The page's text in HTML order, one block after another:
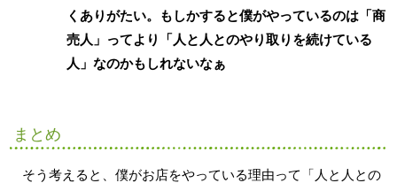
くありがたい。もしかすると僕がやっているのは「商
売人」ってより「人と人とのやり取りを続けている
人」なのかもしれないなぁ
まとめ
そう考えると、僕がお店をやっている理由って「人と人との